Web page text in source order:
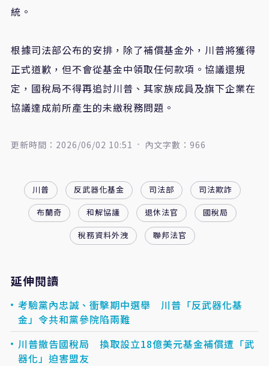
統。
根據司法部公布的安排，除了補償基金外，川普將獲得
正式道歉，但不會從基金中領取任何款項。協議還規
定，國稅局不得再追討川普、其家族成員及旗下企業在
協議達成前所產生的未繳稅務問題。
更新時間：2026/06/02 10:51 內文字數：966
川普 反武器化基金 司法部
司法欺詐
布蘭奇
和解協議 退休法官
國稅局
稅務資料外洩
聯邦法官
延伸閱讀
考驗黨內忠誠、衝擊期中選舉 川普「反武器化基
金」令共和黨參院陷兩難
川普撤告國稅局 換取設立18億美元基金補償遭「武
器化」迫害盟友